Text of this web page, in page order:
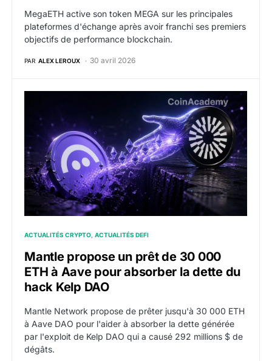
MegaETH active son token MEGA sur les principales
plateformes d'échange après avoir franchi ses premiers
objectifs de performance blockchain.
PAR ALEX LEROUX 30 avril 2026
Mantle propose un prêt de 30 000 ETH à Aave pour
ACTUALITÉS CRYPTO ACTUALITÉS DEFI
Mantle propose un prêt de 30 000
ETH à Aave pour absorber la dette du
hack Kelp DAO
Mantle Network propose de prêter jusqu'à 30 000 ETH
à Aave DAO pour l'aider à absorber la dette générée
par l'exploit de Kelp DAO qui a causé 292 millions $ de
dégâts.